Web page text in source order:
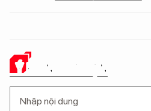
Ý KIẾN CỦA BẠN